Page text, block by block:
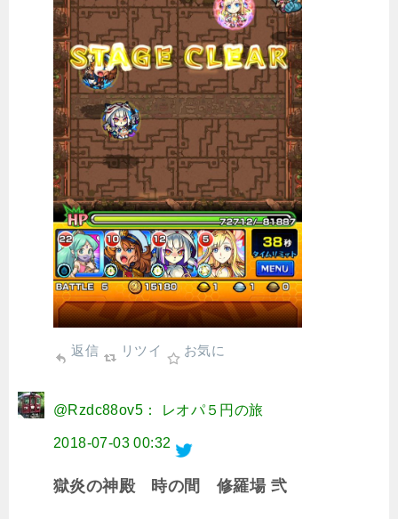
返信 リツイ お気に
@Rzdc88ov5： レオパ５円の旅
2018-07-03 00:32
獄炎の神殿 時の間 修羅場 弐